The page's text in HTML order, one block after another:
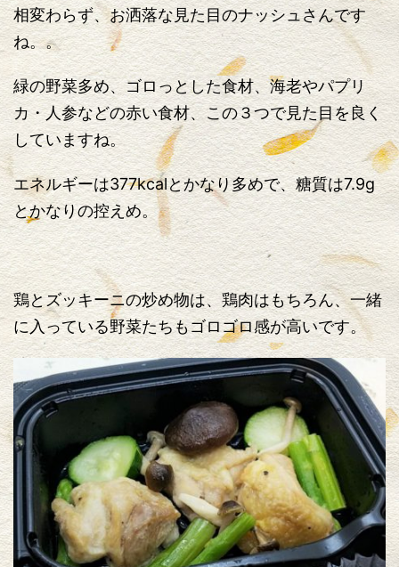
相変わらず、お洒落な見た目のナッシュさんです
ね。。
緑の野菜多め、ゴロっとした食材、海老やパプリ
カ・人参などの赤い食材、この３つで見た目を良く
していますね。
エネルギーは377kcalとかなり多めで、糖質は7.9g
とかなりの控えめ。
鶏とズッキーニの炒め物は、鶏肉はもちろん、一緒
に入っている野菜たちもゴロゴロ感が高いです。